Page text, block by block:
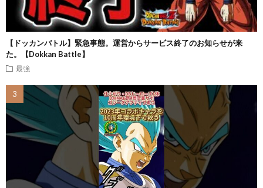
【ドッカンバトル】緊急事態。運営からサービス終了のお知らせが来
た。【Dokkan Battle】
最強